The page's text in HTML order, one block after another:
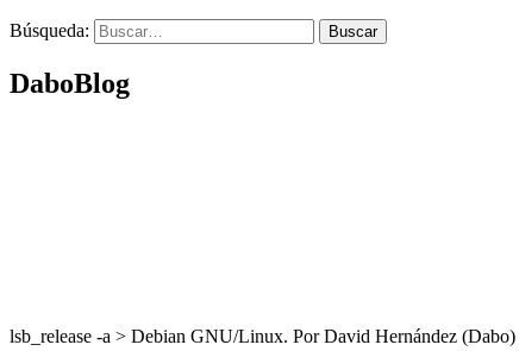
Búsqueda:
DaboBlog
lsb_release -a > Debian GNU/Linux. Por David Hernández